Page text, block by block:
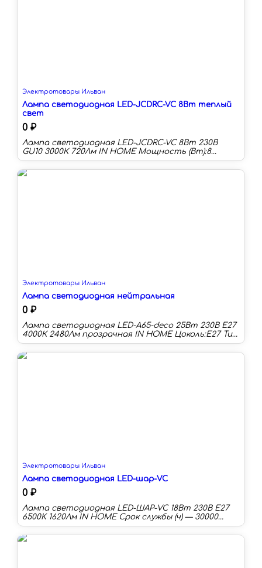
Электротовары Ильван
Лампа светодиодная LED-JCDRC-VC 8Вт теплый
свет
0 ₽
Лампа светодиодная LED-JCDRC-VC 8Вт 230В
GU10 3000К 720Лм IN HOME Мощность (Вт):8
Цоколь:GU10 Цветовая температура:3000 К
Длина:55 мм Тип колбы:JCDRC Световой поток:600
лм Световая отдача:75 лм/Вт
Электротовары Ильван
Лампа светодиодная нейтральная
0 ₽
Лампа светодиодная LED-A65-deco 25Вт 230В Е27
4000К 2480Лм прозрачная IN HOME Цоколь:E27 Тип
колбы:A65 Цветовая температура:4000 К
Световой поток:2480 лм Срок службы:30000 ч
Мощность (Вт):25 Цветность:естественный
Электротовары Ильван
Лампа светодиодная LED-шар-VC
0 ₽
Лампа светодиодная LED-ШАР-VC 18Вт 230В E27
6500K 1620Лм IN HOME Срок службы (ч) — 30000
Гарантийный срок (мес) — 24 Индекс
цветопередачи (Ra) — 80-89 Цоколь — E27